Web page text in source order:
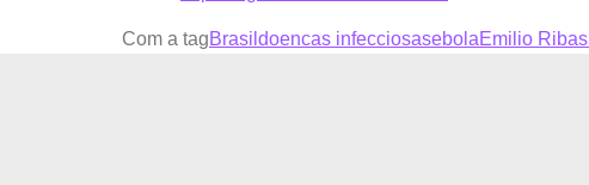
Com a tagBrasil doencas infecciosasebolaEmilio Ribas